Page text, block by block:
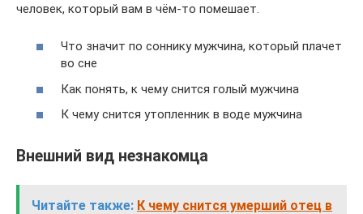
человек, который вам в чём-то помешает.
Что значит по соннику мужчина, который плачет
во сне
Как понять, к чему снится голый мужчина
К чему снится утопленник в воде мужчина
Внешний вид незнакомца
Читайте также: К чему снится умерший отец в